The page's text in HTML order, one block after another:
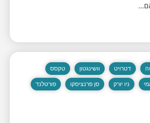
דטרויט וושינגטון טקסס
ניו יורק סן פרנציסקו פורטלנד